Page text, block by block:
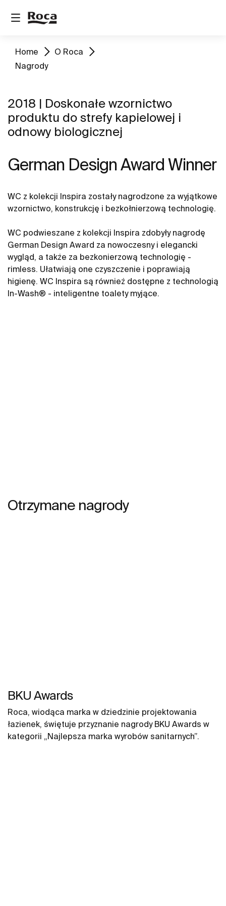
Home
O Roca
Nagrody
2018 | Doskonałe wzornictwo
produktu do strefy kapielowej i
odnowy biologicznej
German Design Award Winner
WC z kolekcji Inspira zostały nagrodzone za wyjątkowe
wzornictwo, konstrukcję i bezkołnierzową technologię.
WC podwieszane z kolekcji Inspira zdobyły nagrodę
German Design Award za nowoczesny i elegancki
wygląd, a także za bezkonierzową technologię -
rimless. Ułatwiają one czyszczenie i poprawiają
higienę. WC Inspira są również dostępne z technologią
In-Wash® - inteligentne toalety myjące.
Otrzymane nagrody
BKU Awards
Roca, wiodąca marka w dziedzinie projektowania
łazienek, świętuje przyznanie nagrody BKU Awards w
kategorii „Najlepsza marka wyrobów sanitarnych”.